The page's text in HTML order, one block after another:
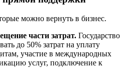
можно вернуть в бизнес.
части затрат. Государство
до 50% затрат на уплату
участие в международных
услуг, подключение к